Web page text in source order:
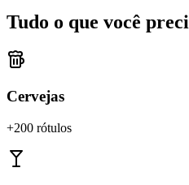
Tudo o que você
Cervejas
+200 rótulos